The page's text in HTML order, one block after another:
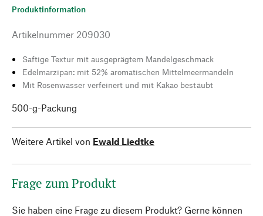
Produktinformation
Artikelnummer 209030
Saftige Textur mit ausgeprägtem Mandelgeschmack
Edelmarzipan: mit 52% aromatischen Mittelmeermandeln
Mit Rosenwasser verfeinert und mit Kakao bestäubt
500-g-Packung
Weitere Artikel von Ewald Liedtke
Frage zum Produkt
Sie haben eine Frage zu diesem Produkt? Gerne können